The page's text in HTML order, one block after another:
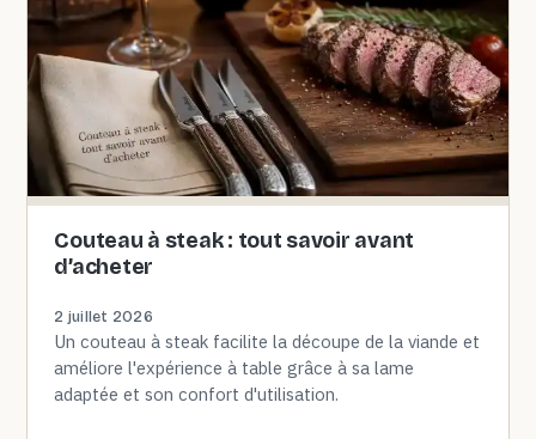
Couteau à steak : tout savoir avant
d’acheter
2 juillet 2026
Un couteau à steak facilite la découpe de la viande et
améliore l'expérience à table grâce à sa lame
adaptée et son confort d'utilisation.